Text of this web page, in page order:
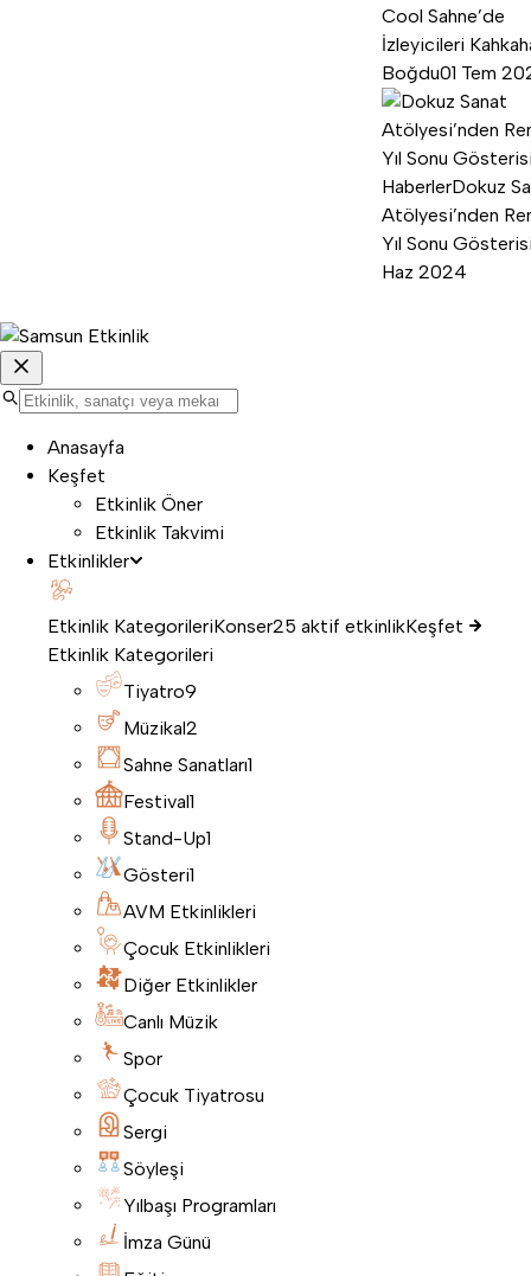
Cool Sahne’de
İzleyicileri
Boğdu01 Tem
HaberlerDokuz
Atölyesi’nden
Yıl Sonu
Haz 2024
Anasayfa
Keşfet
Etkinlik Öner
Etkinlik Takvimi
Etkinlikler
Etkinlik KategorileriKonser25 aktif etkinlikKeşfet
Etkinlik Kategorileri
Tiyatro9
Müzikal2
Sahne Sanatları1
Festival1
Stand-Up1
Gösteri1
AVM Etkinlikleri
Çocuk Etkinlikleri
Diğer Etkinlikler
Canlı Müzik
Spor
Çocuk Tiyatrosu
Sergi
Söyleşi
Yılbaşı Programları
İmza Günü